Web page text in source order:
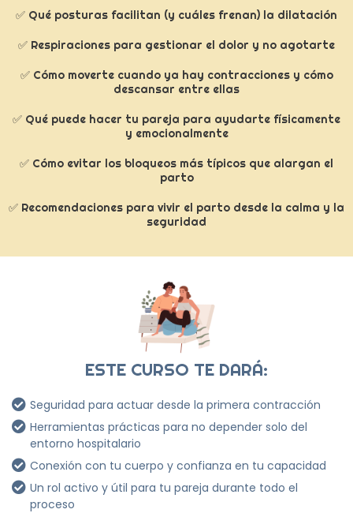
✅ Qué posturas facilitan (y cuáles frenan) la dilatación
✅ Respiraciones para gestionar el dolor y no agotarte
✅ Cómo moverte cuando ya hay contracciones y cómo
descansar entre ellas
✅ Qué puede hacer tu pareja para ayudarte físicamente
y emocionalmente
✅ Cómo evitar los bloqueos más típicos que alargan el
parto
✅ Recomendaciones para vivir el parto desde la calma y la
seguridad
ESTE CURSO TE DARÁ:
Seguridad para actuar desde la primera contracción
Herramientas prácticas para no depender solo del
entorno hospitalario
Conexión con tu cuerpo y confianza en tu capacidad
Un rol activo y útil para tu pareja durante todo el
proceso